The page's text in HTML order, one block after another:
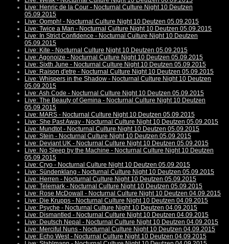
Live: Henric de la Cour - Nocturnal Culture Night 10 Deutzen
05.09.2015
Live: Oomph! - Nocturnal Culture Night 10 Deutzen 05.09.2015
Live: Twice a Man - Nocturnal Culture Night 10 Deutzen 05.09.2015
Live: In Strict Confidence - Nocturnal Culture Night 10 Deutzen
05.09.2015
Live: Kite - Nocturnal Culture Night 10 Deutzen 05.09.2015
Live: Agonoize - Nocturnal Culture Night 10 Deutzen 05.09.2015
Live: Sixth June - Nocturnal Culture Night 10 Deutzen 05.09.2015
Live: Raison d'etre - Nocturnal Culture Night 10 Deutzen 05.09.2015
Live: Whispers in the Shadow - Nocturnal Culture Night 10 Deutzen
05.09.2015
Live: Ash Code - Nocturnal Culture Night 10 Deutzen 05.09.2015
Live: The Beauty of Gemina - Nocturnal Culture Night 10 Deutzen
05.09.2015
Live: MARS - Nocturnal Culture Night 10 Deutzen 05.09.2015
Live: She Past Away - Nocturnal Culture Night 10 Deutzen 05.09.2015
Live: Mundtot - Nocturnal Culture Night 10 Deutzen 05.09.2015
Live: Stein - Nocturnal Culture Night 10 Deutzen 05.09.2015
Live: Deviant UK - Nocturnal Culture Night 10 Deutzen 05.09.2015
Live: No Sleep by the Machine - Nocturnal Culture Night 10 Deutzen
05.09.2015
Live: Cryo - Nocturnal Culture Night 10 Deutzen 05.09.2015
Live: Sündenklang - Nocturnal Culture Night 10 Deutzen 05.09.2015
Live: Herren - Nocturnal Culture Night 10 Deutzen 05.09.2015
Live: Telemark - Nocturnal Culture Night 10 Deutzen 05.09.2015
Live: Rose McDowall - Nocturnal Culture Night 10 Deutzen 04.09.2015
Live: Die Krupps - Nocturnal Culture Night 10 Deutzen 04.09.2015
Live: Psyche - Nocturnal Culture Night 10 Deutzen 04.09.2015
Live: Dismantled - Nocturnal Culture Night 10 Deutzen 04.09.2015
Live: Deutsch Nepal - Nocturnal Culture Night 10 Deutzen 04.09.2015
Live: Merciful Nuns - Nocturnal Culture Night 10 Deutzen 04.09.2015
Live: Echo West - Nocturnal Culture Night 10 Deutzen 04.09.2015